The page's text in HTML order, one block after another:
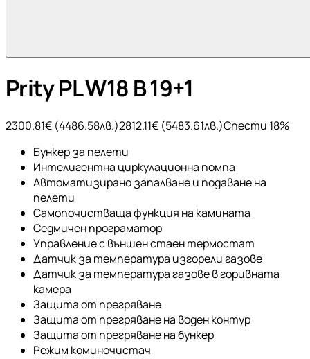
Prity PL W18 B 19+1
2300.81€ (4486.58лв.)2812.11€ (5483.61лв.)Спести 18%
Бункер за пелети
Интелигентна циркулационна помпа
Автоматизирано запалване и подаване на
пелети
Самопочистваща функция на камината
Седмичен програматор
Управление с външен стаен термостат
Датчик за температура изгорели газове
Датчик за температура газове в горивната
камера
Защита от прегряване
Защита от прегряване на воден контур
Защита от прегряване на бункер
Режим коминочистач